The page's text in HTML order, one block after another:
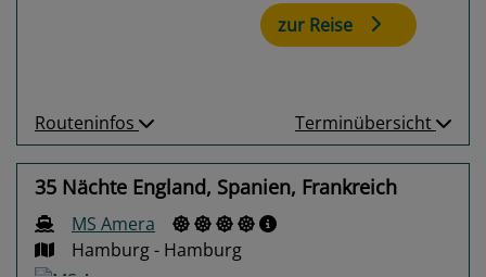
zur Reise
Routeninfos Terminübersicht
35 Nächte England, Spanien, Frankreich
MS Amera
Hamburg - Hamburg